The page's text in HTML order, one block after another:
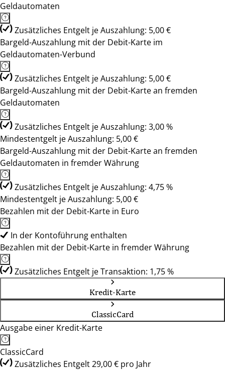
Geldautomaten
Zusätzliches Entgelt je Auszahlung: 5,00 €
Bargeld-Auszahlung mit der Debit-Karte im
Geldautomaten-Verbund
Zusätzliches Entgelt je Auszahlung: 5,00 €
Bargeld-Auszahlung mit der Debit-Karte an fremden
Geldautomaten
Zusätzliches Entgelt je Auszahlung: 3,00 %
Mindestentgelt je Auszahlung: 5,00 €
Bargeld-Auszahlung mit der Debit-Karte an fremden
Geldautomaten in fremder Währung
Zusätzliches Entgelt je Auszahlung: 4,75 %
Mindestentgelt je Auszahlung: 5,00 €
Bezahlen mit der Debit-Karte in Euro
In der Kontoführung enthalten
Bezahlen mit der Debit-Karte in fremder Währung
Zusätzliches Entgelt je Transaktion: 1,75 %
Kredit-Karte
ClassicCard
Ausgabe einer Kredit-Karte
ClassicCard
Zusätzliches Entgelt 29,00 € pro Jahr